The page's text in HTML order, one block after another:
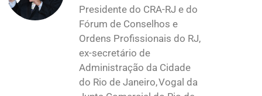
Presidente do CRA-RJ e do
Fórum de Conselhos e
Ordens Profissionais do RJ,
ex-secretário de
Administração da Cidade
do Rio de Janeiro, Vogal da